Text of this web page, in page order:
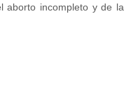
aborto incompleto y de la